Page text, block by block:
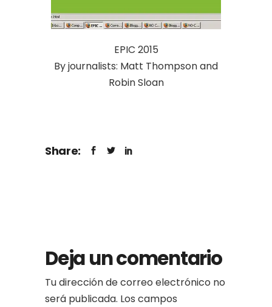
EPIC 2015
By journalists: Matt Thompson and
Robin Sloan
Share:
Deja un comentario
Tu dirección de correo electrónico no
será publicada. Los campos